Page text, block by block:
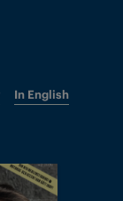
In English